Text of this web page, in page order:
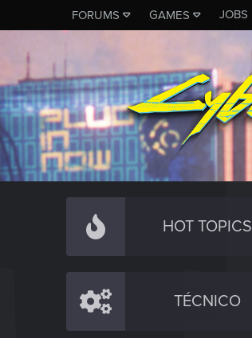
FORUMS GAMES JOBS
HOT TOPICS
TÉCNICO